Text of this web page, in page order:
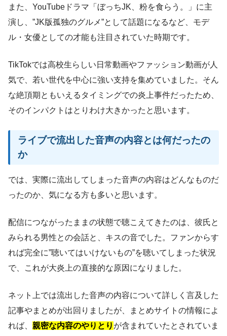
また、YouTubeドラマ「ぼっちJK、粉を食らう。」に主
演し、”JK版孤独のグルメ”として話題になるなど、モデ
ル・女優としての才能も注目されていた時期です。
TikTokでは高校生らしい日常動画やファッション動画が人
気で、若い世代を中心に強い支持を集めていました。そん
な絶頂期ともいえるタイミングでの炎上事件だったため、
そのインパクトはとりわけ大きかったと思います。
ライブで流出した音声の内容とは何だったの
か
では、実際に流出してしまった音声の内容はどんなものだ
ったのか、気になる方も多いと思います。
配信につながったままの状態で聴こえてきたのは、彼氏と
みられる男性との会話と、キスの音でした。ファンからす
れば完全に”聴いてはいけないもの”を聴いてしまった状況
で、これが大炎上の直接的な原因になりました。
ネット上では流出した音声の内容について詳しく言及した
記事やまとめが出回りましたが、まとめサイトの情報によ
れば、 親密な内容のやりとり が含まれていたとされていま